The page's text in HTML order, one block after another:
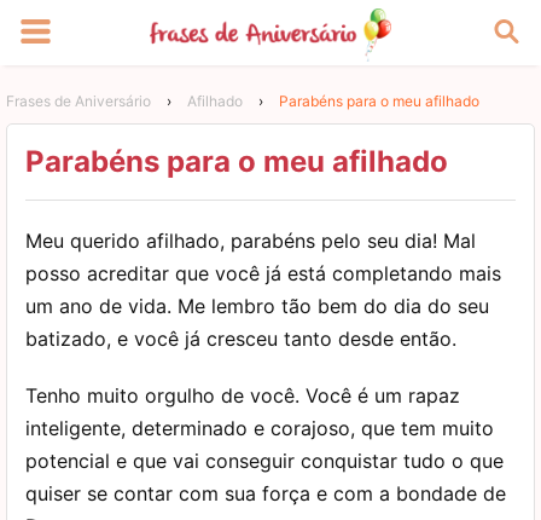
Frases de Aniversário › Afilhado › Parabéns para o meu afilhado
Parabéns para o meu afilhado
Meu querido afilhado, parabéns pelo seu dia! Mal
posso acreditar que você já está completando mais
um ano de vida. Me lembro tão bem do dia do seu
batizado, e você já cresceu tanto desde então.
Tenho muito orgulho de você. Você é um rapaz
inteligente, determinado e corajoso, que tem muito
potencial e que vai conseguir conquistar tudo o que
quiser se contar com sua força e com a bondade de